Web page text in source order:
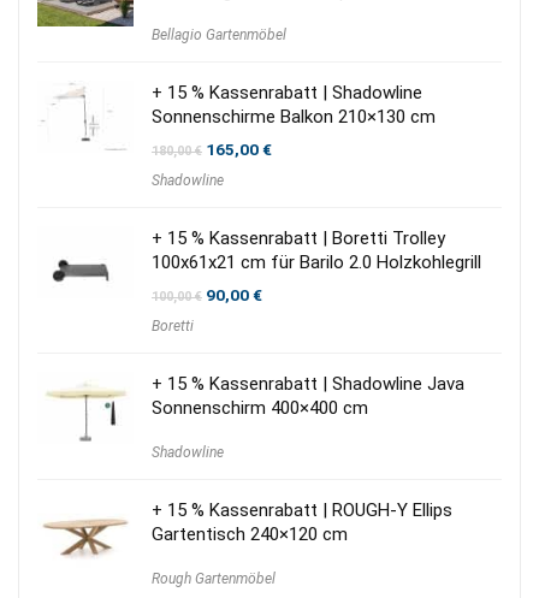
Bellagio Gartenmöbel
+ 15 % Kassenrabatt | Shadowline
Sonnenschirme Balkon 210×130 cm
180,00€ Ursprünglicher
war:
165,00€Aktueller
Shadowline
+ 15 % Kassenrabatt | Boretti Trolley
100x61x21 cm für Barilo 2.0 Holzkohlegrill
100,00€ Ursprünglicher
90,00€Aktueller
Boretti
+ 15 % Kassenrabatt | Shadowline Java
Sonnenschirm 400×400 cm
Shadowline
+ 15 % Kassenrabatt | ROUGH-Y Ellips
Gartentisch 240×120 cm
Rough Gartenmöbel